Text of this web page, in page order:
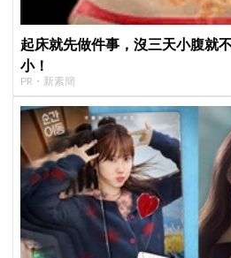
起床就先做件事，沒三天小腹就
小！
PR・新素簡